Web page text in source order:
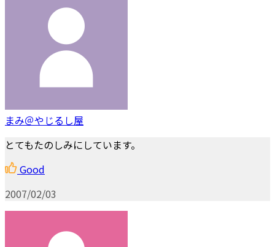
まみ＠やじるし屋
とてもたのしみにしています。
Good
2007/02/03